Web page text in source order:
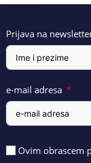
Prijava na
e-mail adresa
Ovim obrascem